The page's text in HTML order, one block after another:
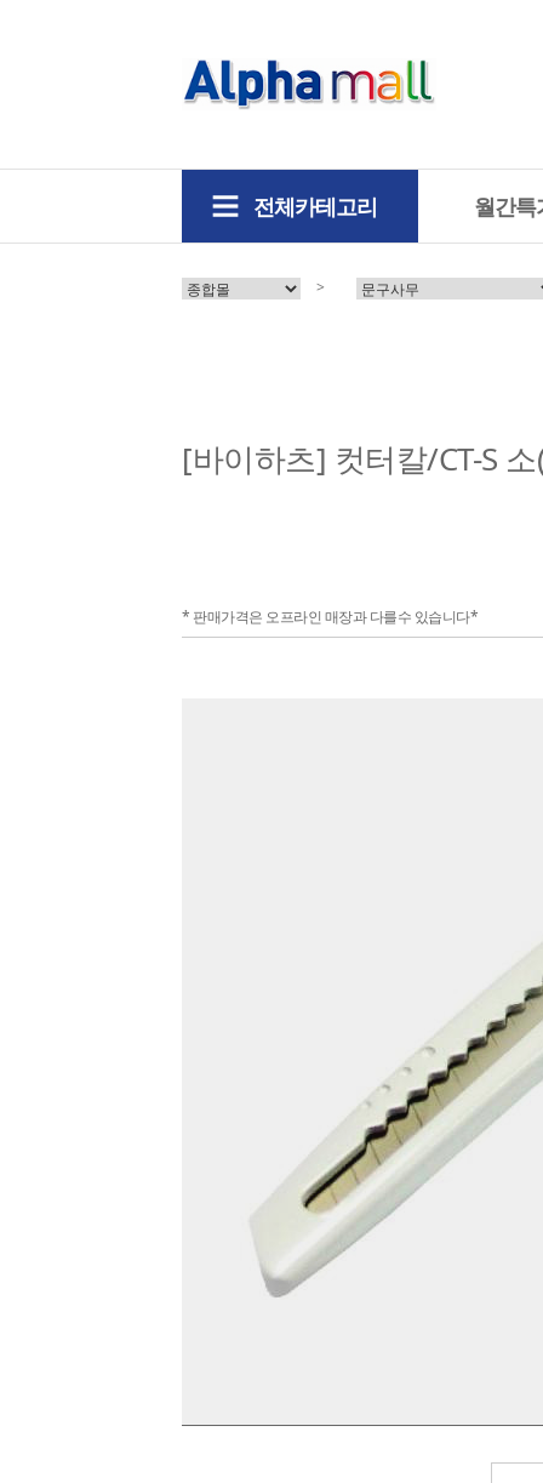
전체카테고리 월간특
>
[바이하츠] 컷터칼/CT-S
* 판매가격은 오프라인 매장과 다를수 있습니다*